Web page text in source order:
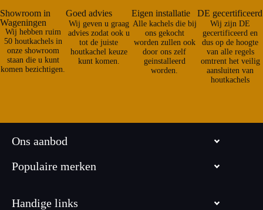
Showroom in
Wageningen
Wij hebben ruim
50 houtkachels in
onze showroom
staan die u kunt
komen bezichtigen.
Goed advies
Wij geven u graag
advies zodat ook u
tot de juiste
houtkachel keuze
kunt komen.
Eigen installatie
Alle kachels die bij
ons gekocht
worden zullen ook
door ons zelf
geinstalleerd
worden.
DE gecertificeerd
Wij zijn DE
gecertificeerd en
dus op de hoogte
van alle regels
omtrent het veilig
aansluiten van
houtkachels
Ons aanbod
Populaire merken
Handige links